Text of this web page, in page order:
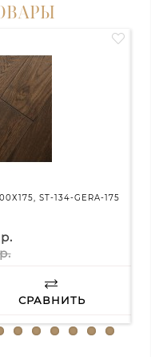
ST-134-GERA-175
СРАВНИТЬ